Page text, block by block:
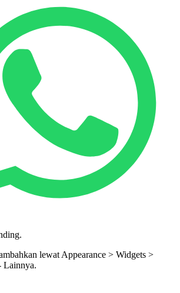
lewat Appearance > Widgets >
Lainnya.